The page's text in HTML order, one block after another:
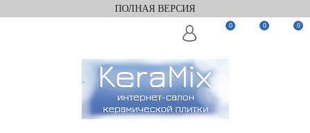
ПОЛНАЯ ВЕРСИЯ
0 0 0